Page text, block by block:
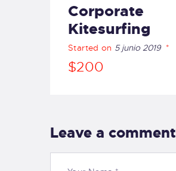
Corporate
Kitesurfing
Started on 5 junio 2019
$200
Leave a comment